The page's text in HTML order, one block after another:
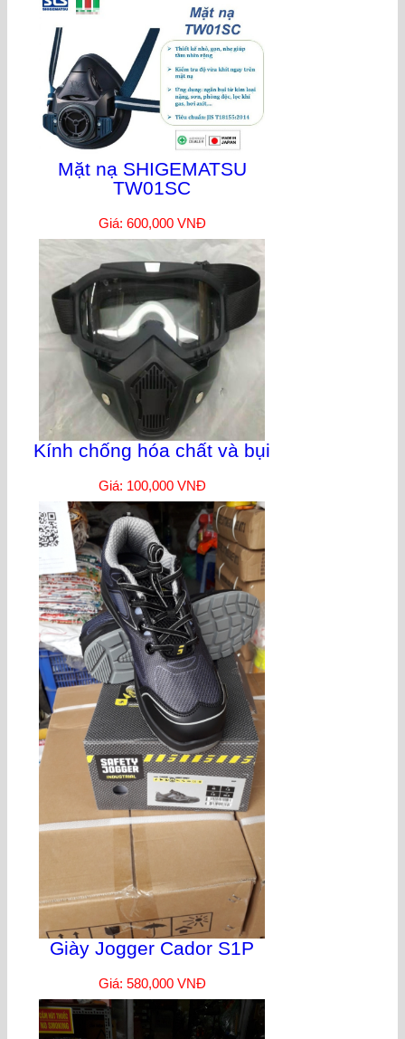
Mặt nạ SHIGEMATSU
TW01SC
Giá: 600,000 VNĐ
Kính chống hóa chất và bụi
Giá: 100,000 VNĐ
Giày Jogger Cador S1P
Giá: 580,000 VNĐ